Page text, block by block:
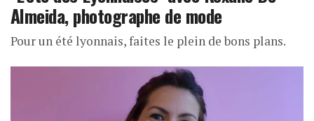
Almeida, photographe de mode
Pour un été lyonnais, faites le plein de bons plans.